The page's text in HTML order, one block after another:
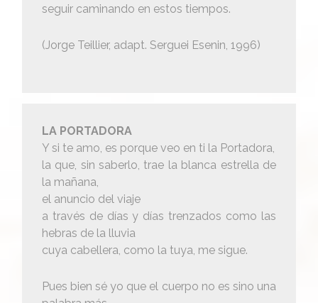
seguir caminando en estos tiempos.
(Jorge Teillier, adapt. Serguei Esenin, 1996)
LA PORTADORA
Y si te amo, es porque veo en ti la Portadora,
la que, sin saberlo, trae la blanca estrella de
la mañana,
el anuncio del viaje
a través de días y días trenzados como las
hebras de la lluvia
cuya cabellera, como la tuya, me sigue.
Pues bien sé yo que el cuerpo no es sino una